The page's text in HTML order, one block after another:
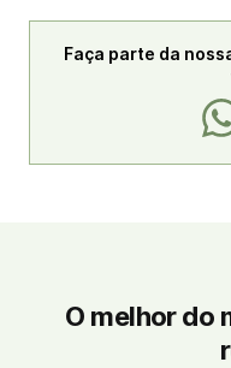
Faça parte da
O melhor do